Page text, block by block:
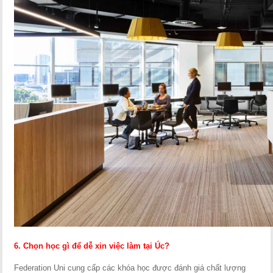
6. Chọn học gì để dễ xin việc làm tại Úc?
Federation Uni cung cấp các khóa học được đánh giá chất lượng